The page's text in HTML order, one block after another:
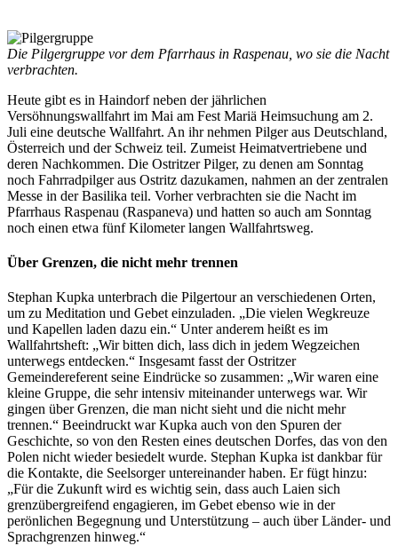
Die Pilgergruppe vor dem Pfarrhaus in Raspenau, wo sie die Nacht
verbrachten.
Heute gibt es in Haindorf neben der jährlichen
Versöhnungswallfahrt im Mai am Fest Mariä Heimsuchung am 2.
Juli eine deutsche Wallfahrt. An ihr nehmen Pilger aus Deutschland,
Österreich und der Schweiz teil. Zumeist Heimatvertriebene und
deren Nachkommen. Die Ostritzer Pilger, zu denen am Sonntag
noch Fahrradpilger aus Ostritz dazukamen, nahmen an der zentralen
Messe in der Basilika teil. Vorher verbrachten sie die Nacht im
Pfarrhaus Raspenau (Raspaneva) und hatten so auch am Sonntag
noch einen etwa fünf Kilometer langen Wallfahrtsweg.
Über Grenzen, die nicht mehr trennen
Stephan Kupka unterbrach die Pilgertour an verschiedenen Orten,
um zu Meditation und Gebet einzuladen. „Die vielen Wegkreuze
und Kapellen laden dazu ein.“ Unter anderem heißt es im
Wallfahrtsheft: „Wir bitten dich, lass dich in jedem Wegzeichen
unterwegs entdecken.“ Insgesamt fasst der Ostritzer
Gemeindereferent seine Eindrücke so zusammen: „Wir waren eine
kleine Gruppe, die sehr intensiv miteinander unterwegs war. Wir
gingen über Grenzen, die man nicht sieht und die nicht mehr
trennen.“ Beeindruckt war Kupka auch von den Spuren der
Geschichte, so von den Resten eines deutschen Dorfes, das von den
Polen nicht wieder besiedelt wurde. Stephan Kupka ist dankbar für
die Kontakte, die Seelsorger untereinander haben. Er fügt hinzu:
„Für die Zukunft wird es wichtig sein, dass auch Laien sich
grenzübergreifend engagieren, im Gebet ebenso wie in der
perönlichen Begegnung und Unterstützung – auch über Länder- und
Sprachgrenzen hinweg.“